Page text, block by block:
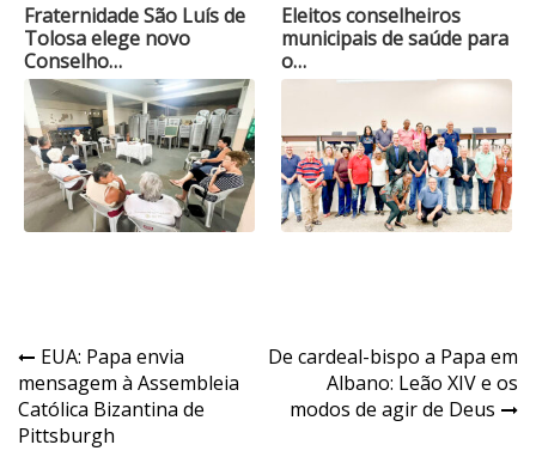
Fraternidade São Luís de
Tolosa elege novo
Conselho…
Eleitos conselheiros
municipais de saúde para
o…
Navegação
de
Post
EUA: Papa envia
mensagem à Assembleia
Católica Bizantina de
Pittsburgh
De cardeal-bispo a Papa em
Albano: Leão XIV e os
modos de agir de Deus